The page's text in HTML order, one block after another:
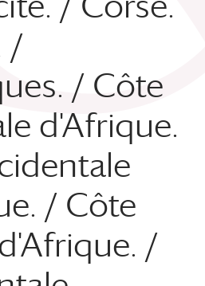
/
/ Côte
d'Afrique.
/ Côte
/